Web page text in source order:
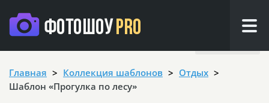
Главная Коллекция шаблонов
Отдых
Шаблон «Прогулка по лесу»